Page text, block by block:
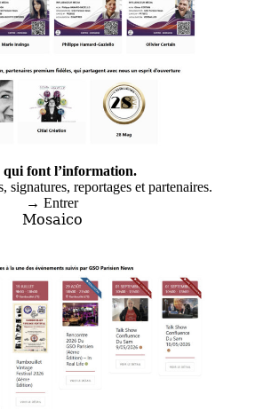
qui font l’information.
signatures, reportages et partenaires.
→ Entrer
Mosaico